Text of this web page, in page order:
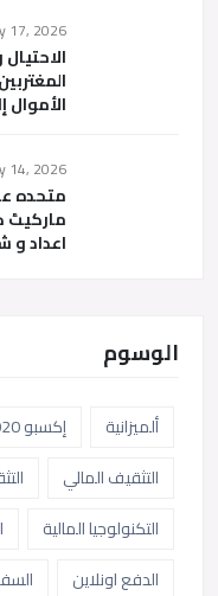
17, 2026
الأموال
14, 2026
متحدہ
مارکیٹ
اعداد و
الوسوم
ألميزانية إكسبو 2020
التثقيف المالي
التكنولوجيا المالية
الدفع اونلاين